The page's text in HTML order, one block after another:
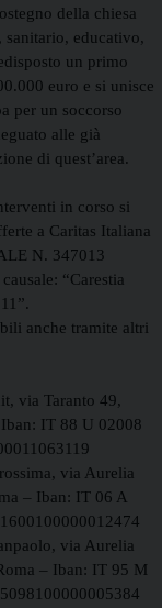
della chiesa
sanitario, educativo,
un primo
euro e si unisce
per un soccorso
alle già
di quest’area.
in corso si
a Caritas Italiana
N. 347013
“Carestia
anche tramite altri
via Taranto 49,
IT 88 U 02008
via Aurelia
– Iban: IT 06 A
via Aurelia
– Iban: IT 95 M